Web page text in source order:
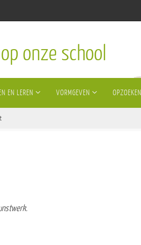
op onze school
EN LEREN VORMGEVEN OPZOEKEN